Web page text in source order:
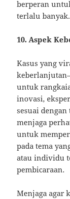
berperan
terlalu banyak.
10. Aspek
Kasus yang
untuk
inovasi,
sesuai
menjaga
untuk
pada tema
atau individu
pembicaraan.
Menjaga agar